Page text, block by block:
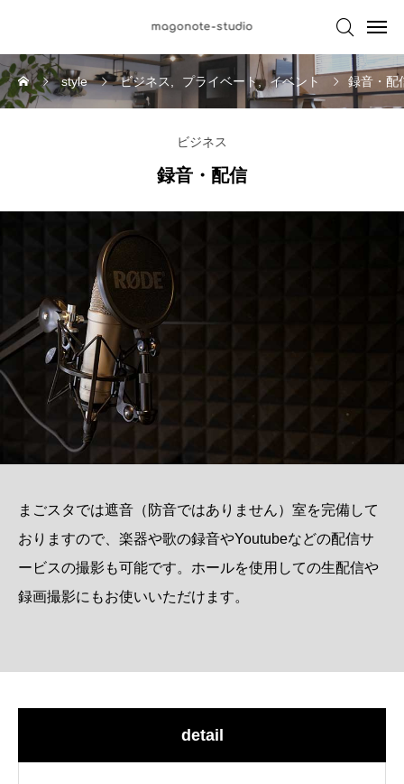

style ビジネス プライベート イベント 録音・配
ビジネス
録音・配信
まごスタでは遮音（防音ではありません）室を完備して
おりますので、楽器や歌の録音やYoutubeなどの配信サ
ービスの撮影も可能です。ホールを使用しての生配信や
録画撮影にもお使いいただけます。
detail